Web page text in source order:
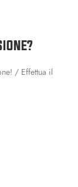
/ Effettua il